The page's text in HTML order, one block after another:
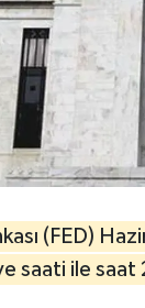
(FED)
saati ile saat